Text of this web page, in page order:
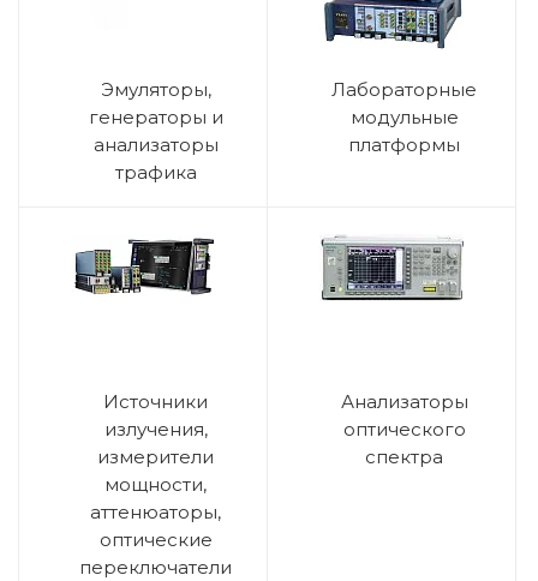
Эмуляторы,
генераторы и
анализаторы
трафика
Лабораторные
модульные
платформы
Источники
излучения,
измерители
мощности,
аттенюаторы,
оптические
переключатели
Анализаторы
оптического
спектра